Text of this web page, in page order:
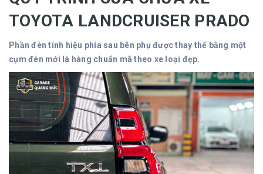
TOYOTA LANDCRUISER PRADO
Phần đèn tính hiệu phía sau bên phụ được thay thế bằng một
cụm đèn mới là hàng chuẩn mã theo xe loại đẹp.